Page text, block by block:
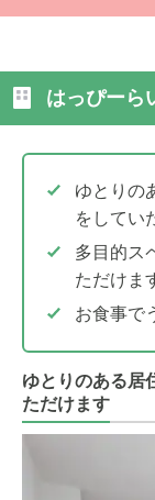
はっぴーら
ゆとりの
をしてい
多目的ス
ただけま
お食事で
ゆとりのある居
ただけます